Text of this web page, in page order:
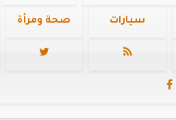
سيارات صحة ومرأة


